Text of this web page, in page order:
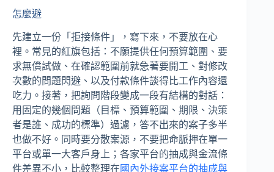
怎麼避
先建立一份「拒接條件」，寫下來，不要放在心
裡。常見的紅旗包括：不願提供任何預算範圍、要
求無償試做、在確認範圍前就急著要開工、對修改
次數的問題閃避、以及付款條件談得比工作內容還
吃力。接著，把詢問階段變成一段有結構的對話：
用固定的幾個問題（目標、預算範圍、期限、決策
者是誰、成功的標準）過濾，答不出來的案子多半
也做不好。同時要分散案源，不要把命脈押在單一
平台或單一大客戶身上；各家平台的抽成與金流條
件差異不小，比較整理在 國內外接案平台的抽成與